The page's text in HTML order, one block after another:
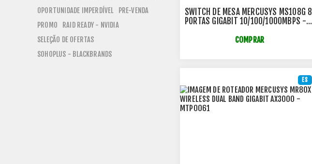
SWITCH DE MESA MERCUSYS MS108G 8
PORTAS GIGABIT 10/100/1000MBPS -
COMPRAR
ES
OPORTUNIDADE IMPERDÍVEL PRE-VENDA
PROMO
RAID READY - NVIDIA
SELEÇÃO DE OFERTAS
SOHOPLUS - BLACKBRANDS